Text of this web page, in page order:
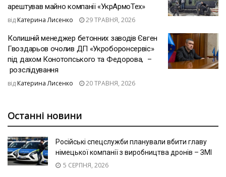
арештував майно компанії «УкрАрмоТех»
від Катерина Лисенко 29 ТРАВНЯ, 2026
Колишній менеджер бетонних заводів Євген
Гвоздарьов очолив ДП «Укроборонсервіс»
під дахом Конотопського та Федорова, –
розслідування
від Катерина Лисенко 20 ТРАВНЯ, 2026
Останні новини
Російські спецслужби планували вбити главу
німецької компанії з виробництва дронів – ЗМІ
5 СЕРПНЯ, 2026